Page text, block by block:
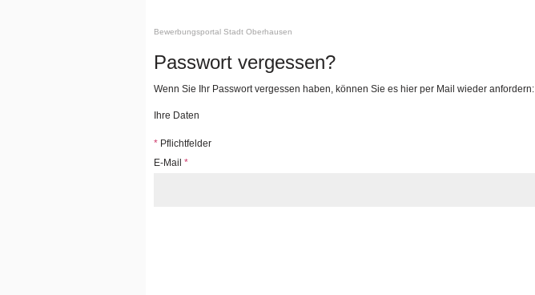
Bewerbungsportal Stadt Oberhausen
Passwort vergessen?
Wenn Sie Ihr Passwort vergessen haben, können Sie es hier per Mail wieder anfordern:
Ihre Daten
* Pflichtfelder
E-Mail *